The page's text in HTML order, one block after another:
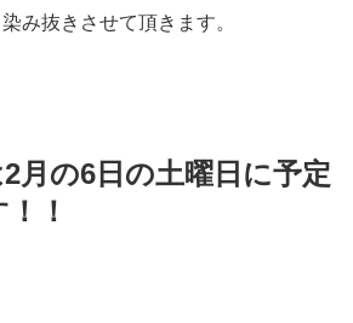
み抜きさせて頂きます。
月の6日の土曜日に予定
！